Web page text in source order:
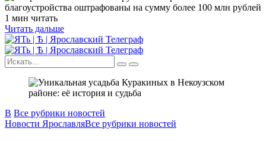
1 мин читать
Читать дальше
В Все рубрики новостей
Новости ЯрославляВсе рубрики новостей